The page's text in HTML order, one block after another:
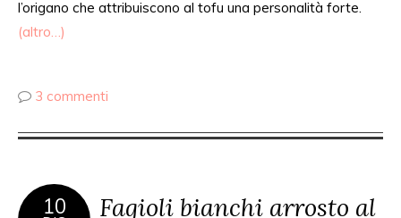
l’origano che attribuiscono al tofu una personalità forte.
(altro…)
3 commenti
10 Fagioli bianchi arrosto al